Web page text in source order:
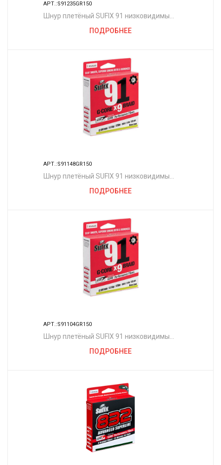
АРТ.:S91235GR150
Шнур плетёный SUFIX 91 низковидимый
ПОДРОБНЕЕ
АРТ.:S91148GR150
Шнур плетёный SUFIX 91 низковидимый
ПОДРОБНЕЕ
АРТ.:S91104GR150
Шнур плетёный SUFIX 91 низковидимый
ПОДРОБНЕЕ